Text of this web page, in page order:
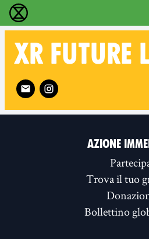
Extinction Rebellion - Home
XR FUTURE
Follow XR Future Lankans on
AZIONE
Trova il tuo
Bollettino